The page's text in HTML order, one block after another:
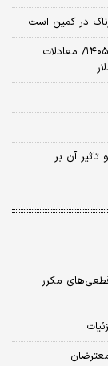
در کمین است
پیش‌بینی قیمت طلا، دلار و سکه امروز شنبه ۱۷ مرداد ۱۴۰۵/ معادلات
آن بر
مکرر